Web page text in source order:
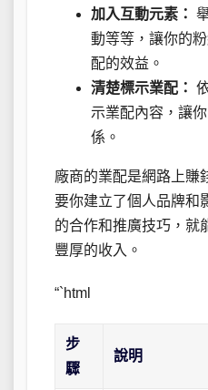
加入互動元素：
動等等，讓你的
配的效益。
清楚標示業配：
示業配內容，讓
係。
廠商的業配是網路上賺
要你建立了個人品牌和
的合作和推廣技巧，就
豐厚的收入。
“`html
步
驟
說明